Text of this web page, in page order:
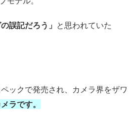
誤記だろう」 と思われていた
ックで発売され、カメラ界をザワ
ラです。